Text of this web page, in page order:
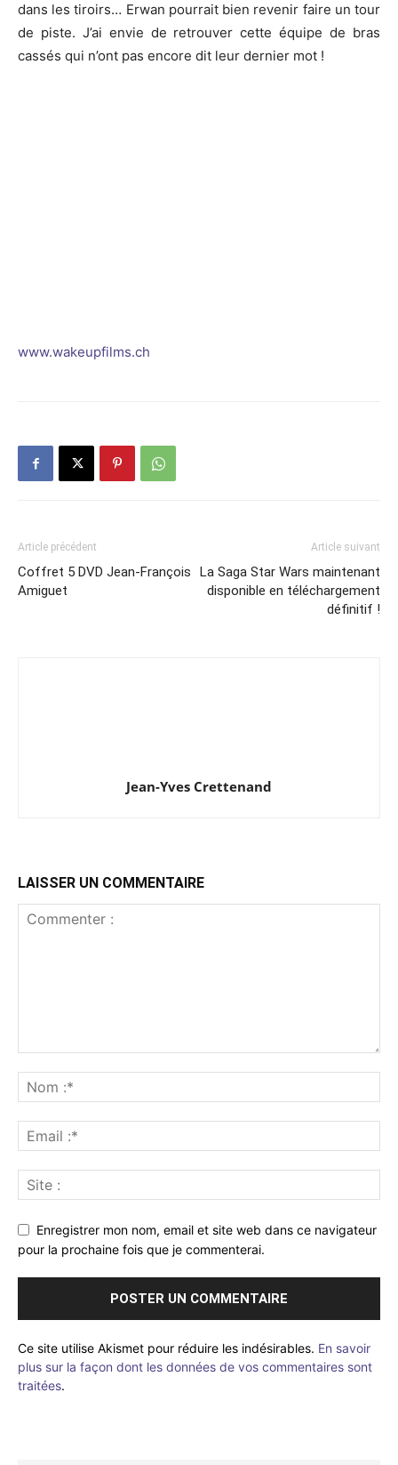
dans les tiroirs… Erwan pourrait bien revenir faire un tour
de piste. J’ai envie de retrouver cette équipe de bras
cassés qui n’ont pas encore dit leur dernier mot !
www.wakeupfilms.ch
Article précédent
Coffret 5 DVD Jean-François
Amiguet
Article suivant
La Saga Star Wars maintenant
disponible en téléchargement
définitif !
Jean-Yves Crettenand
LAISSER UN COMMENTAIRE
Enregistrer mon nom, email et site web dans ce navigateur
pour la prochaine fois que je commenterai.
Ce site utilise Akismet pour réduire les indésirables. En savoir
plus sur la façon dont les données de vos commentaires sont
traitées.